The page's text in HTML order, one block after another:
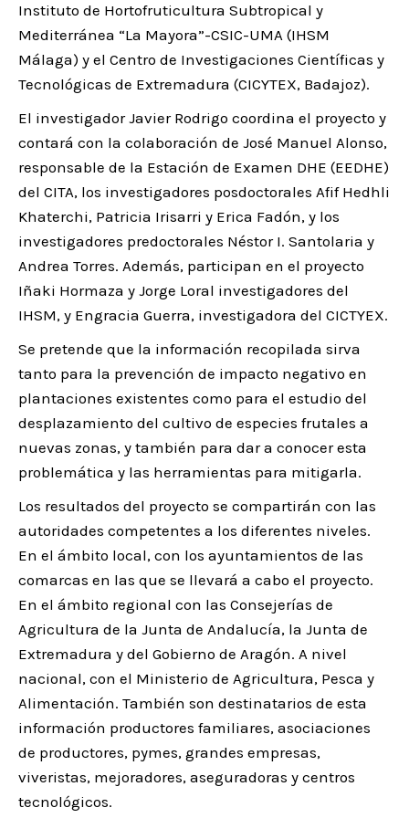
Instituto de Hortofruticultura Subtropical y
Mediterránea “La Mayora”-CSIC-UMA (IHSM
Málaga) y el Centro de Investigaciones Científicas y
Tecnológicas de Extremadura (CICYTEX, Badajoz).
El investigador Javier Rodrigo coordina el proyecto y
contará con la colaboración de José Manuel Alonso,
responsable de la Estación de Examen DHE (EEDHE)
del CITA, los investigadores posdoctorales Afif Hedhli
Khaterchi, Patricia Irisarri y Erica Fadón, y los
investigadores predoctorales Néstor I. Santolaria y
Andrea Torres. Además, participan en el proyecto
Iñaki Hormaza y Jorge Loral investigadores del
IHSM, y Engracia Guerra, investigadora del CICTYEX.
Se pretende que la información recopilada sirva
tanto para la prevención de impacto negativo en
plantaciones existentes como para el estudio del
desplazamiento del cultivo de especies frutales a
nuevas zonas, y también para dar a conocer esta
problemática y las herramientas para mitigarla.
Los resultados del proyecto se compartirán con las
autoridades competentes a los diferentes niveles.
En el ámbito local, con los ayuntamientos de las
comarcas en las que se llevará a cabo el proyecto.
En el ámbito regional con las Consejerías de
Agricultura de la Junta de Andalucía, la Junta de
Extremadura y del Gobierno de Aragón. A nivel
nacional, con el Ministerio de Agricultura, Pesca y
Alimentación. También son destinatarios de esta
información productores familiares, asociaciones
de productores, pymes, grandes empresas,
viveristas, mejoradores, aseguradoras y centros
tecnológicos.